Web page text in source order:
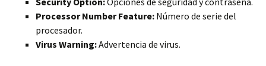
Processor Number Feature: Número de serie del
procesador.
Virus Warning:Advertencia de virus.